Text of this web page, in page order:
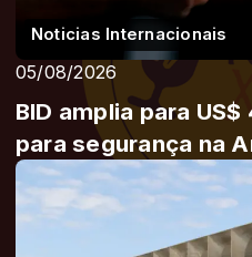
Noticias Internacionais
05/08/2026
BID amplia para
para segurança na